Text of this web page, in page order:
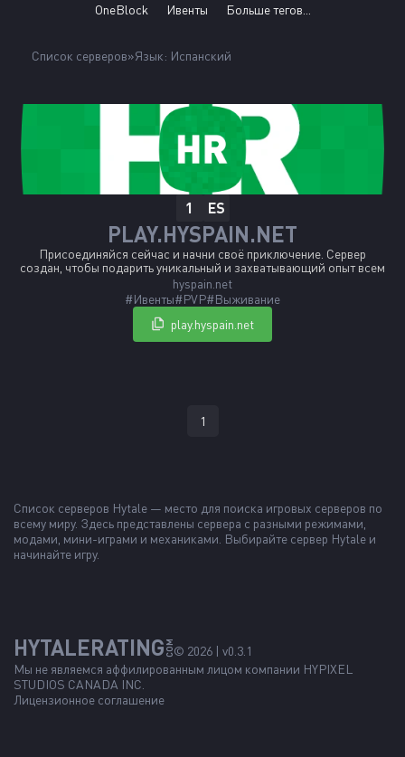
OneBlock Ивенты Больше тегов...
Список серверов Язык: Испанский
ES
1
PLAY.HYSPAIN.NET
Присоединяйся сейчас и начни своё приключение. Сервер
создан, чтобы подарить уникальный и захватывающий опыт всем
испаноязычным игрокам.
hyspain.net
#Ивенты#PVP#Выживание
play.hyspain.net
1
Список серверов Hytale — место для поиска игровых серверов по
всему миру. Здесь представлены сервера с разными режимами,
модами, мини-играми и механиками. Выбирайте сервер Hytale и
начинайте игру.
HYTALERATINGCOM© 2026 | v0.3.1
Мы не являемся аффилированным лицом компании HYPIXEL
STUDIOS CANADA INC.
Лицензионное соглашение